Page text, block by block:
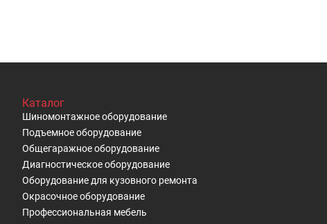
Каталог
Шиномонтажное оборудование
Подъемное оборудование
Общегаражное оборудование
Диагностическое оборудование
Оборудование для кузовного ремонта
Окрасочное оборудование
Профессиональная мебель